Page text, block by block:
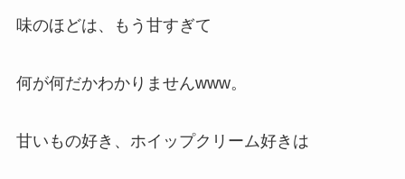
味のほどは、もう甘すぎて
何が何だかわかりませんwww。
甘いもの好き、ホイップクリーム好きは